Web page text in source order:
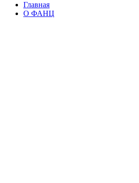
Главная
О ФАНЦ